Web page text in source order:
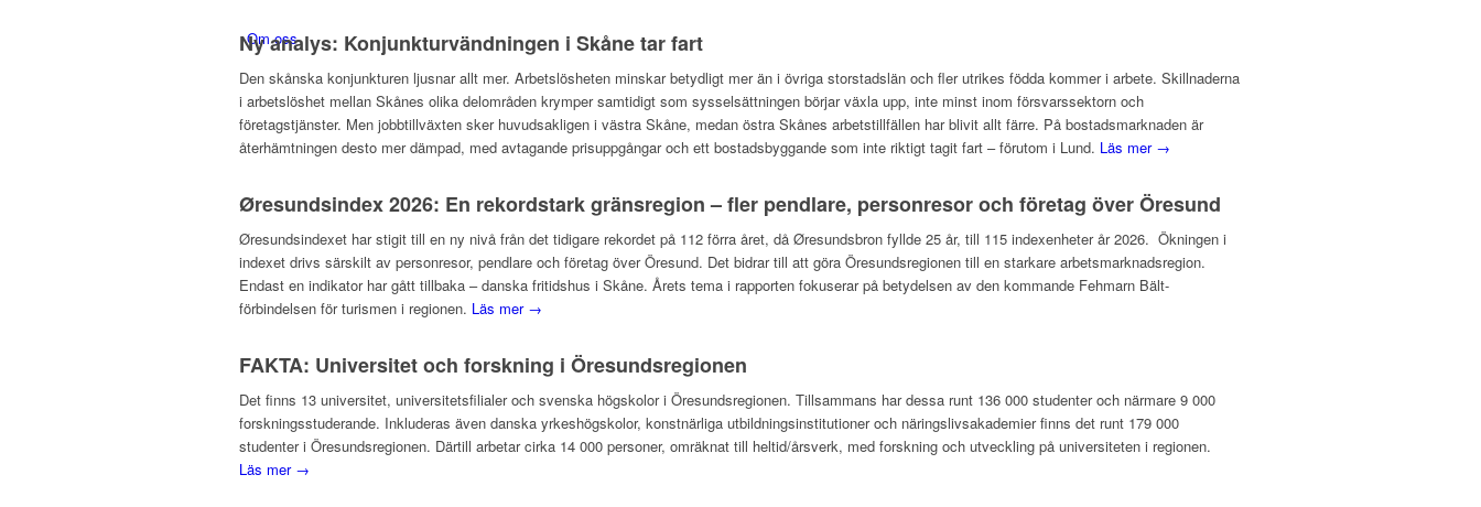
Om oss
Ny analys: Konjunkturvändningen i Skåne tar fart
Den skånska konjunkturen ljusnar allt mer. Arbetslösheten minskar betydligt mer än i övriga storstadslän och fler utrikes födda kommer i arbete. Skillnaderna
i arbetslöshet mellan Skånes olika delområden krymper samtidigt som sysselsättningen börjar växla upp, inte minst inom försvarssektorn och
företagstjänster. Men jobbtillväxten sker huvudsakligen i västra Skåne, medan östra Skånes arbetstillfällen har blivit allt färre. På bostadsmarknaden är
återhämtningen desto mer dämpad, med avtagande prisuppgångar och ett bostadsbyggande som inte riktigt tagit fart – förutom i Lund. Läs mer →
Øresundsindex 2026: En rekordstark gränsregion – fler pendlare, personresor och företag över Öresund
Øresundsindexet har stigit till en ny nivå från det tidigare rekordet på 112 förra året, då Øresundsbron fyllde 25 år, till 115 indexenheter år 2026. Ökningen i
indexet drivs särskilt av personresor, pendlare och företag över Öresund. Det bidrar till att göra Öresundsregionen till en starkare arbetsmarknadsregion.
Endast en indikator har gått tillbaka – danska fritidshus i Skåne. Årets tema i rapporten fokuserar på betydelsen av den kommande Fehmarn Bält-
förbindelsen för turismen i regionen. Läs mer →
FAKTA: Universitet och forskning i Öresundsregionen
Det finns 13 universitet, universitetsfilialer och svenska högskolor i Öresundsregionen. Tillsammans har dessa runt 136 000 studenter och närmare 9 000
forskningsstuderande. Inkluderas även danska yrkeshögskolor, konstnärliga utbildningsinstitutioner och näringslivsakademier finns det runt 179 000
studenter i Öresundsregionen. Därtill arbetar cirka 14 000 personer, omräknat till heltid/årsverk, med forskning och utveckling på universiteten i regionen.
Läs mer →